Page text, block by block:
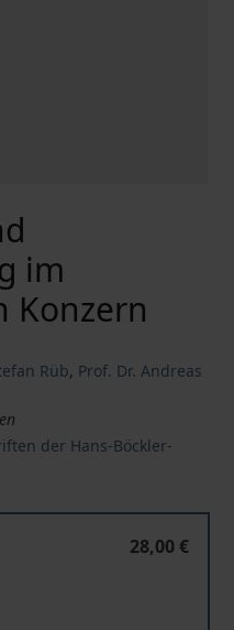
im
Konzern
Rüb, Prof. Dr. Andreas
der Hans-Böckler-
28,00 €